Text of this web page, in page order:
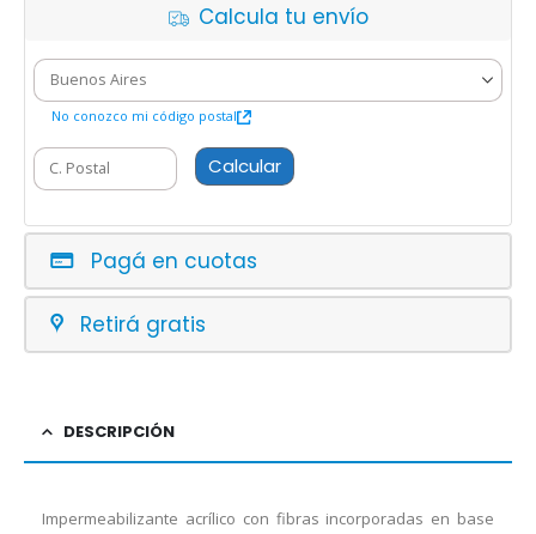
Calcula tu envío
No conozco mi código postal
Calcular
Pagá en cuotas
Retirá gratis
DESCRIPCIÓN
Impermeabilizante acrílico con fibras incorporadas en base